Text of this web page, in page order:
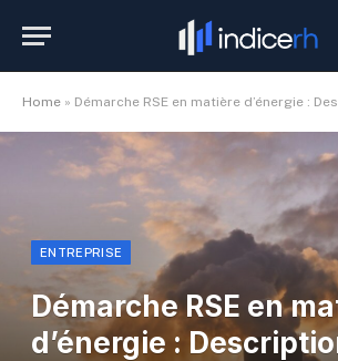
Home » Démarche RSE en matière d’énergie :
ENTREPRISE
Démarche RSE en
d’énergie :